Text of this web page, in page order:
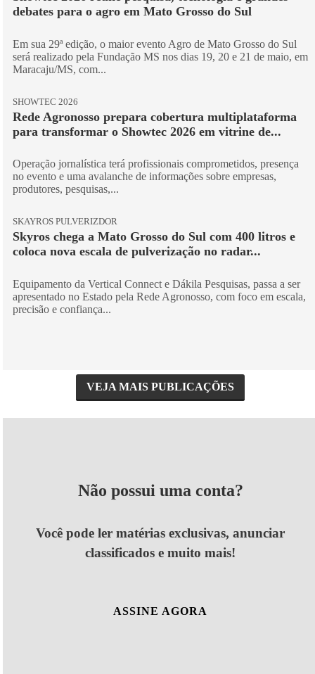
debates para o agro em Mato Grosso do Sul
Em sua 29ª edição, o maior evento Agro de Mato Grosso do Sul
será realizado pela Fundação MS nos dias 19, 20 e 21 de maio, em
Maracaju/MS, com...
SHOWTEC 2026
Rede Agronosso prepara cobertura multiplataforma
para transformar o Showtec 2026 em vitrine de...
Operação jornalística terá profissionais comprometidos, presença
no evento e uma avalanche de informações sobre empresas,
produtores, pesquisas,...
SKAYROS PULVERIZDOR
Skyros chega a Mato Grosso do Sul com 400 litros e
coloca nova escala de pulverização no radar...
Equipamento da Vertical Connect e Dákila Pesquisas, passa a ser
apresentado no Estado pela Rede Agronosso, com foco em escala,
precisão e confiança...
VEJA MAIS PUBLICAÇÕES
Não possui uma conta?
Você pode ler matérias exclusivas, anunciar
classificados e muito mais!
ASSINE AGORA